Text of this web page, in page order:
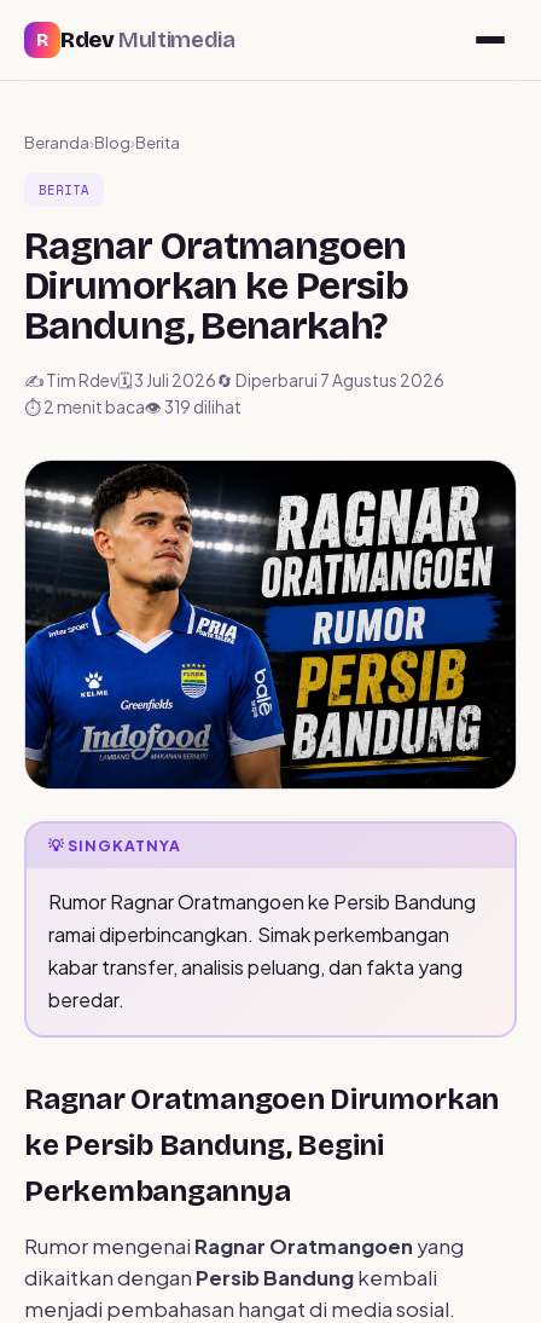
R RdevMultimedia
Beranda›Blog›Berita
BERITA
Ragnar Oratmangoen
Dirumorkan ke Persib
Bandung, Benarkah?
✍️ Tim Rdev🗓️ 3 Juli 2026🔄 Diperbarui 7 Agustus 2026
⏱ 2 menit baca👁️ 319 dilihat
💡 SINGKATNYA
Rumor Ragnar Oratmangoen ke Persib Bandung
ramai diperbincangkan. Simak perkembangan
kabar transfer, analisis peluang, dan fakta yang
beredar.
Ragnar Oratmangoen Dirumorkan
ke Persib Bandung, Begini
Perkembangannya
Rumor mengenai Ragnar Oratmangoen yang
dikaitkan dengan Persib Bandungkembali
menjadi pembahasan hangat di media sosial.